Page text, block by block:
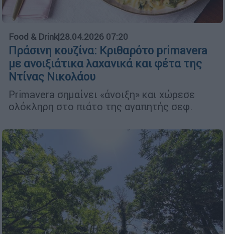
Food & Drink|28.04.2026 07:20
Πράσινη κουζίνα: Κριθαρότο primavera
με ανοιξιάτικα λαχανικά και φέτα της
Ντίνας Νικολάου
Primavera σημαίνει «άνοιξη» και χώρεσε
ολόκληρη στο πιάτο της αγαπητής σεφ.